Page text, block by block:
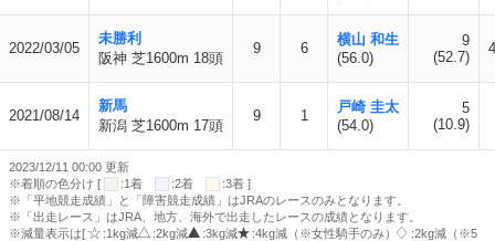
2022/03/05
未勝利
阪神 芝1600m 18頭
9 6
横山 和生
(56.0)
9
(52.7)
2021/08/14
新馬
新潟 芝1600m 17頭
9 1
戸崎 圭太
(54.0)
5
(10.9)
2023/12/11 00:00 更新
※着順の色分け [
:1着 :2着
:3着 ]
※「平地競走成績」と「障害競走成績」はJRAのレースのみとなります。
※「出走レース」はJRA、地方、海外で出走したレースの成績となります。
※減量表示は[
:1kg減 :2kg減 :3kg減 :4kg減（※女性騎手のみ）
:2kg減（※5